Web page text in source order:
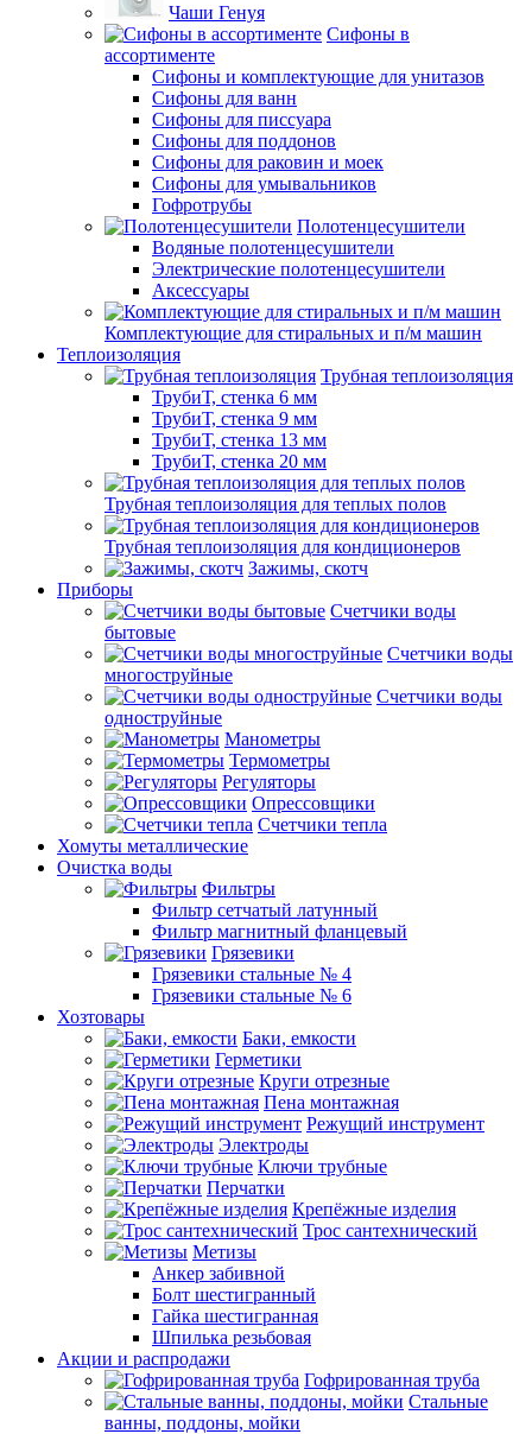
Чаши Генуя
Сифоны в
ассортименте
Сифоны и комплектующие для унитазов
Сифоны для ванн
Сифоны для писсуара
Сифоны для поддонов
Сифоны для раковин и моек
Сифоны для умывальников
Гофротрубы
Полотенцесушители
Водяные полотенцесушители
Электрические полотенцесушители
Аксессуары
Комплектующие для стиральных и п/м машин
Теплоизоляция
Трубная теплоизоляция
ТрубиТ, стенка 6 мм
ТрубиТ, стенка 9 мм
ТрубиТ, стенка 13 мм
ТрубиТ, стенка 20 мм
Трубная теплоизоляция для теплых полов
Трубная теплоизоляция для кондиционеров
Зажимы, скотч
Приборы
Счетчики воды
бытовые
Счетчики воды
многоструйные
Счетчики воды
одноструйные
Манометры
Термометры
Регуляторы
Опрессовщики
Счетчики тепла
Хомуты металлические
Очистка воды
Фильтры
Фильтр сетчатый латунный
Фильтр магнитный фланцевый
Грязевики
Грязевики стальные № 4
Грязевики стальные № 6
Хозтовары
Баки, емкости
Герметики
Круги отрезные
Пена монтажная
Режущий инструмент
Электроды
Ключи трубные
Перчатки
Крепёжные изделия
Трос сантехнический
Метизы
Анкер забивной
Болт шестигранный
Гайка шестигранная
Шпилька резьбовая
Акции и распродажи
Гофрированная труба
Стальные
ванны, поддоны, мойки